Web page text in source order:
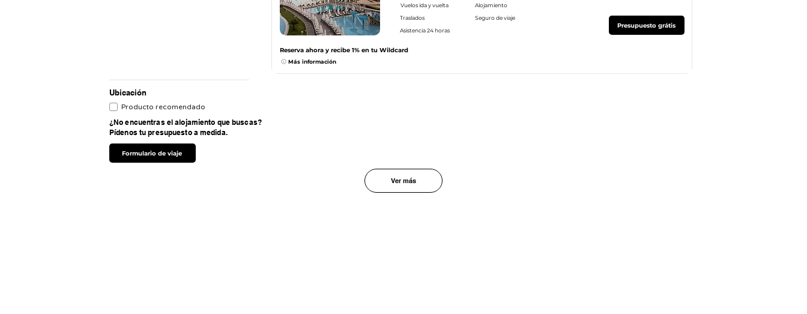
Vuelos ida y vuelta
Alojamiento
Traslados
Seguro de viaje
Asistencia 24 horas
Presupuesto grátis
Reserva ahora y recibe 1% en tu Wildcard
Más información
Ubicación
Producto recomendado
¿No encuentras el alojamiento que buscas?
Pídenos tu presupuesto a medida.
Formulario de viaje
Ver más